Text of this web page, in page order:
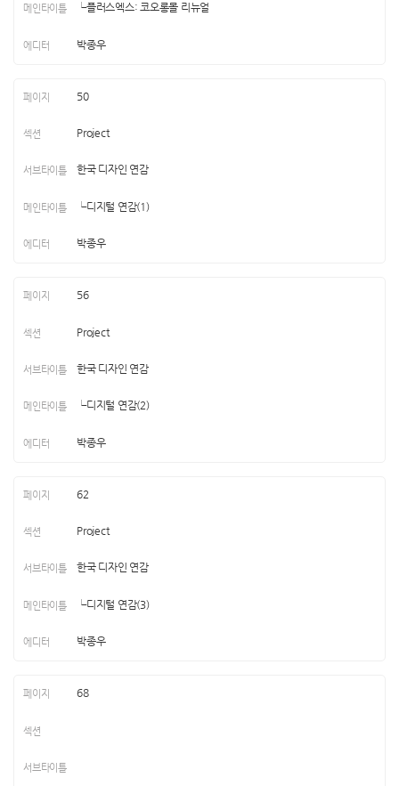
└플러스엑스: 코오롱몰 리뉴얼
박종우
50
Project
한국 디자인 연감
└디지털 연감(1)
박종우
56
Project
한국 디자인 연감
└디지털 연감(2)
박종우
62
Project
한국 디자인 연감
└디지털 연감(3)
박종우
68